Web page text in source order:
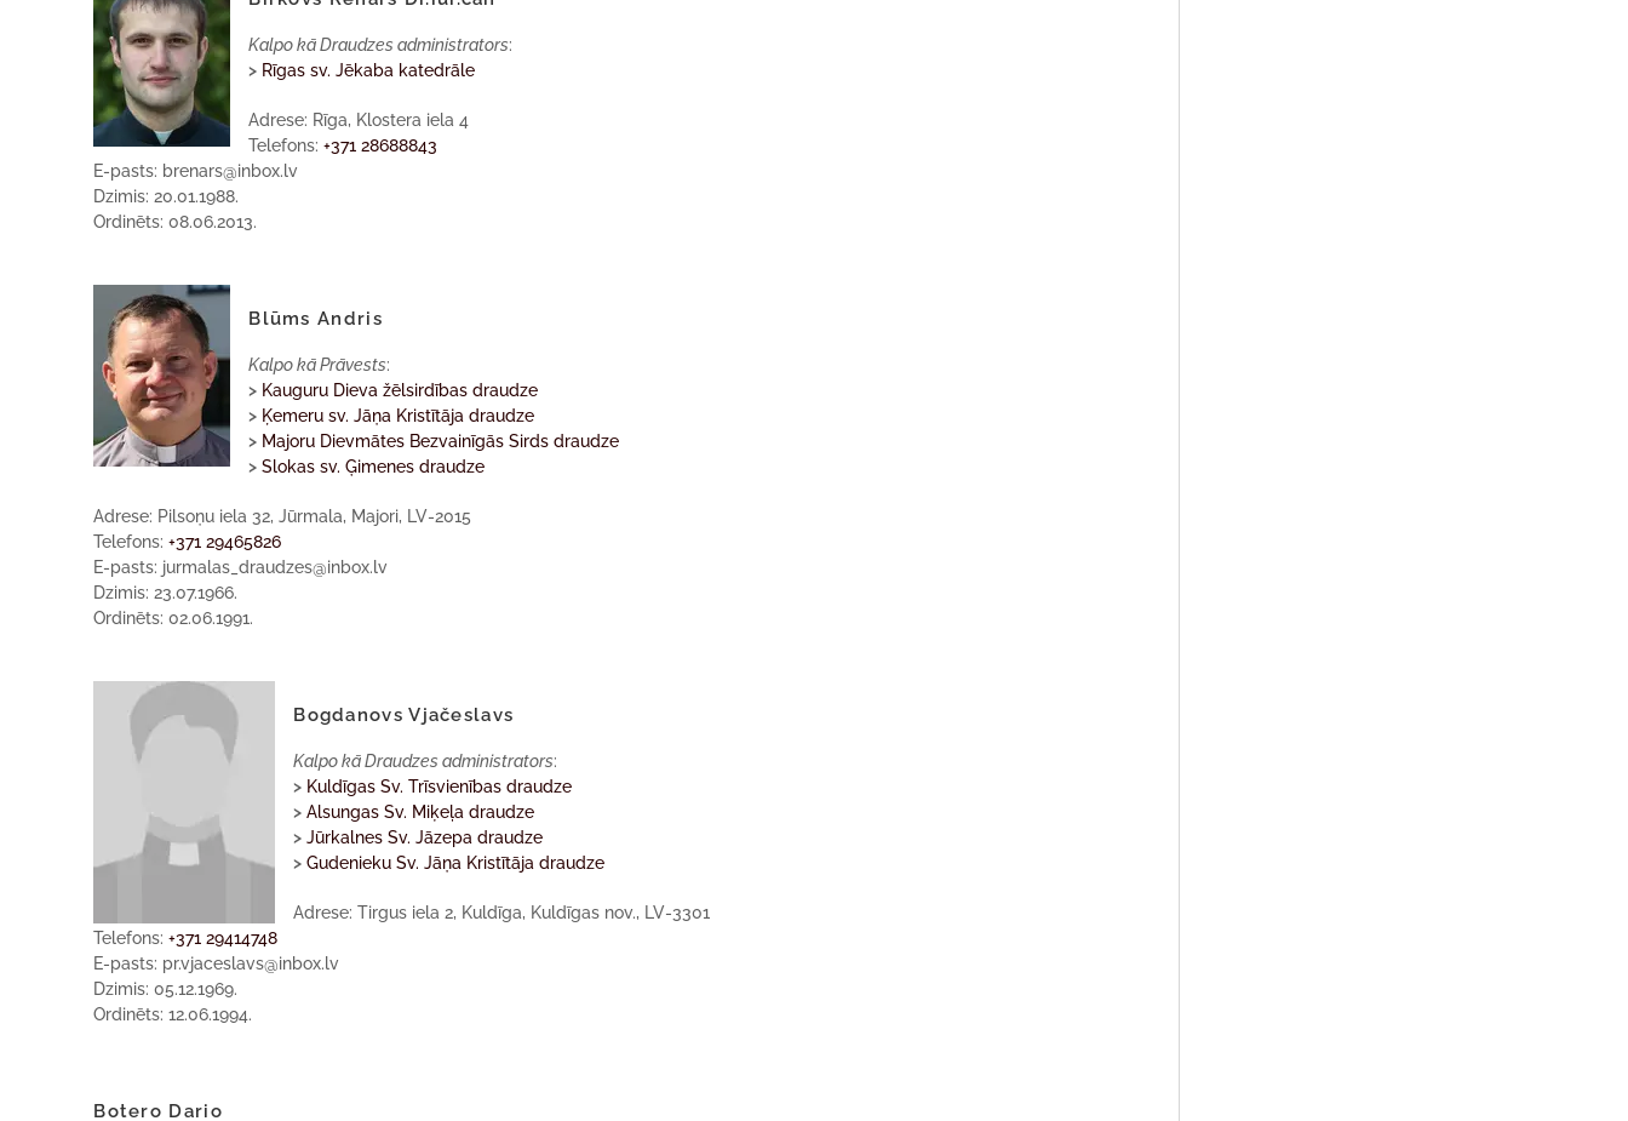
Kalpo kā Draudzes administrators:
> Rīgas sv. Jēkaba katedrāle
Adrese: Rīga, Klostera iela 4
Telefons:+371 28688843
E-pasts: brenars@inbox.lv
Dzimis: 20.01.1988.
Ordinēts: 08.06.2013.
Blūms Andris
Kalpo kā Prāvests:
> Kauguru Dieva žēlsirdības draudze
> Ķemeru sv. Jāņa Kristītāja draudze
> Majoru Dievmātes Bezvainīgās Sirds draudze
> Slokas sv. Ģimenes draudze
Adrese: Pilsoņu iela 32, Jūrmala, Majori, LV-2015
Telefons:+371 29465826
E-pasts: jurmalas_draudzes@inbox.lv
Dzimis: 23.07.1966.
Ordinēts: 02.06.1991.
Bogdanovs Vjačeslavs
Kalpo kā Draudzes administrators:
> Kuldīgas Sv. Trīsvienības draudze
> Alsungas Sv. Miķeļa draudze
> Jūrkalnes Sv. Jāzepa draudze
> Gudenieku Sv. Jāņa Kristītāja draudze
Adrese: Tirgus iela 2, Kuldīga, Kuldīgas nov., LV-3301
Telefons:+371 29414748
E-pasts: pr.vjaceslavs@inbox.lv
Dzimis: 05.12.1969.
Ordinēts: 12.06.1994.
Botero Dario